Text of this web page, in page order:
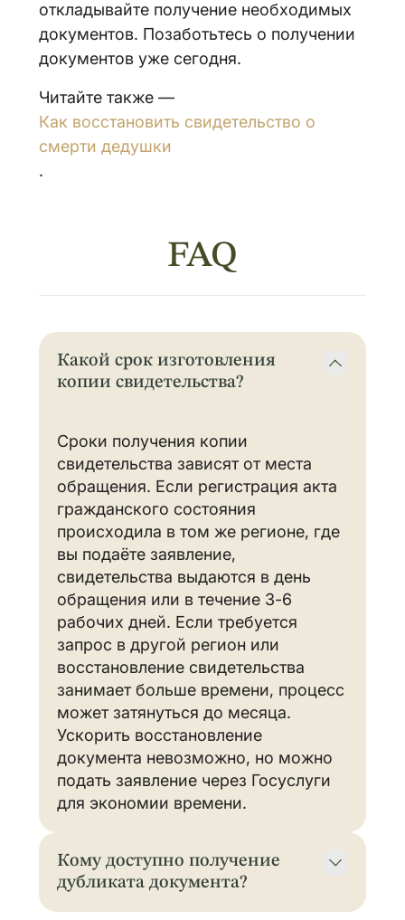
откладывайте получение необходимых
документов. Позаботьтесь о получении
документов уже сегодня.
Читайте также —
Как восстановить свидетельство о
смерти дедушки
.
FAQ
Какой срок изготовления
копии свидетельства?
Сроки получения копии
свидетельства зависят от места
обращения. Если регистрация акта
гражданского состояния
происходила в том же регионе, где
вы подаёте заявление,
свидетельства выдаются в день
обращения или в течение 3-6
рабочих дней. Если требуется
запрос в другой регион или
восстановление свидетельства
занимает больше времени, процесс
может затянуться до месяца.
Ускорить восстановление
документа невозможно, но можно
подать заявление через Госуслуги
для экономии времени.
Кому доступно получение
дубликата документа?